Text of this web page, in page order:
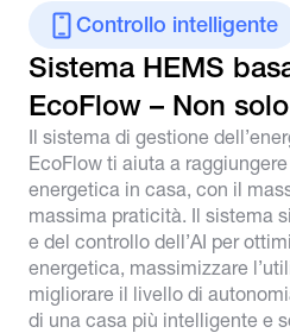
Controllo intelligente
Sistema HEMS
EcoFlow – Non
Il sistema di gestione
EcoFlow ti aiuta a
energetica in casa, con il
massima praticità. Il sistema
e del controllo dell’AI per
energetica, massimizzare
migliorare il livello di
di una casa più intelligente e